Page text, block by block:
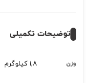
توضیحات تکمیلی
وزن 1,8 کیلوگرم